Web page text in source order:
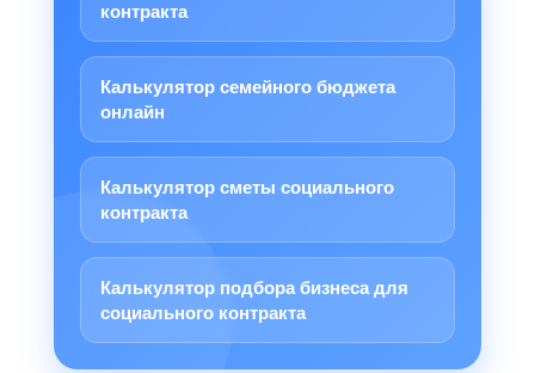
контракта
Калькулятор семейного бюджета
онлайн
Калькулятор сметы социального
контракта
Калькулятор подбора бизнеса для
социального контракта